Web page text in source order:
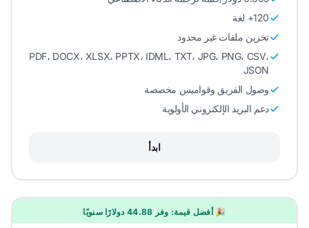
120+ لغة
تخزين ملفات غير محدود
PDF، DOCX، XLSX، PPTX، IDML، TXT، JPG، PNG، CSV،
JSON
وصول الفريق وقواميس مخصصة
دعم البريد الإلكتروني الأولوية
ابدأ
🎉 أفضل قيمة: وفر 44.88 دولارًا سنويًا